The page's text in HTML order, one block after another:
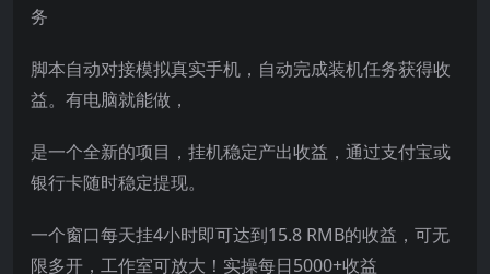
务
脚本自动对接模拟真实手机，自动完成装机任务获得收
益。有电脑就能做，
是一个全新的项目，挂机稳定产出收益，通过支付宝或
银行卡随时稳定提现。
一个窗口每天挂4小时即可达到15.8 RMB的收益，可无
限多开，工作室可放大！实操每日5000+收益